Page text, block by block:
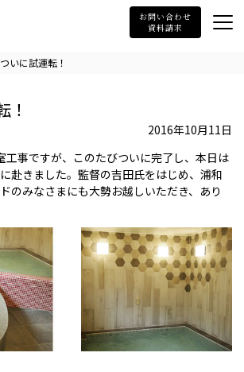
お問い合わせ
資料請求
ついに試運転！
！
2016年10月11日
工事ですが、このたびついに完了し、本日は
赴きました。監督の吉田氏をはじめ、浦和
のみなさまにも大勢お越しいただき、あり